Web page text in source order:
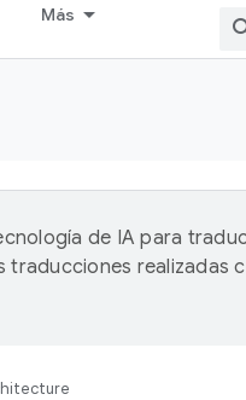
Más
de IA para
realizadas